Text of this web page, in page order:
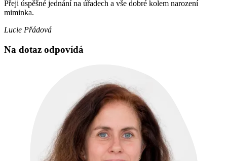
Přeji úspěšné jednání na úřadech a vše dobré kolem narození
miminka.
Lucie Přádová
Na dotaz odpovídá